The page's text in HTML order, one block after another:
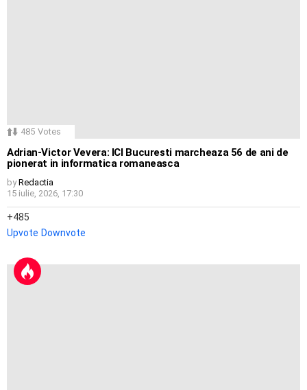
485 Votes
Adrian-Victor Vevera: ICI Bucuresti marcheaza 56 de ani de
pionerat in informatica romaneasca
by Redactia
15 iulie, 2026, 17:30
485
Upvote Downvote